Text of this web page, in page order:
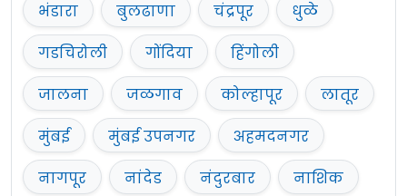
भंडारा
बुलढाणा चंद्रपूर
धुळे
गडचिरोली
गोंदिया
हिंगोली
जालना
जळगाव कोल्हापूर
लातूर
मुंबई
मुंबई उपनगर
अहमदनगर
नागपूर
नांदेड नंदुरबार
नाशिक